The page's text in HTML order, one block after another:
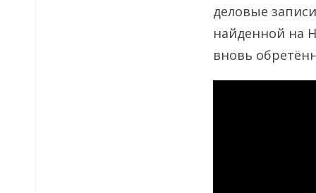
деловые
найденной на
вновь